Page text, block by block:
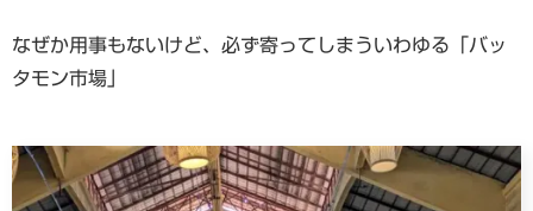
なぜか用事もないけど、必ず寄ってしまういわゆる「バッ
タモン市場」